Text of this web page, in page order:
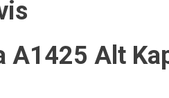
A1425 Alt